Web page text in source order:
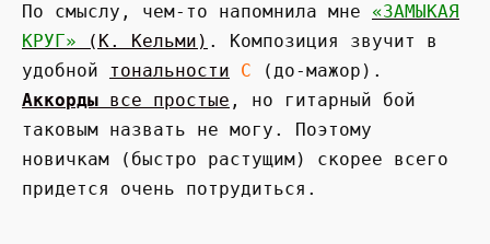
По смыслу, чем-то напомнила мне «ЗАМЫКАЯ
КРУГ» (К. Кельми) . Композиция звучит в
удобной тональности C (до-мажор).
Аккорды все простые , но гитарный бой
таковым назвать не могу. Поэтому
новичкам (быстро растущим) скорее всего
придется очень потрудиться.